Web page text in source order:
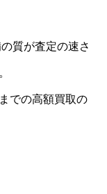
質が査定の速さ
での高額買取の